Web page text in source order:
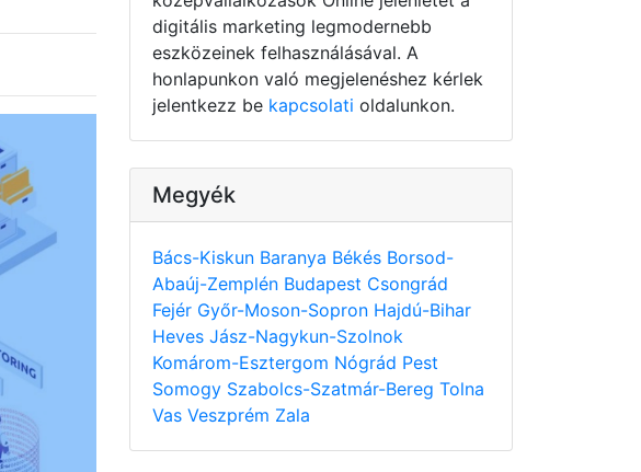
digitális marketing legmodernebb
eszközeinek felhasználásával. A
honlapunkon való megjelenéshez kérlek
jelentkezz be kapcsolati oldalunkon.
Megyék
Bács-Kiskun Baranya Békés Borsod-
Abaúj-Zemplén Budapest Csongrád
Fejér Győr-Moson-Sopron Hajdú-Bihar
Heves Jász-Nagykun-Szolnok
Komárom-Esztergom Nógrád Pest
Somogy Szabolcs-Szatmár-Bereg Tolna
Vas Veszprém Zala